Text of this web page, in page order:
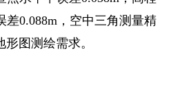
差0.088m ，空中三角测量精
图测绘需求。